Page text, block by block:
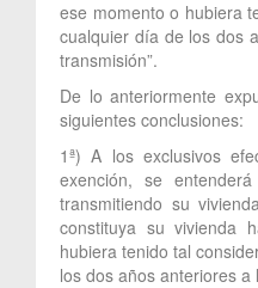
ese momento o hubiera
cualquier día de los dos
transmisión”.
De lo anteriormente
siguientes conclusiones:
1ª) A los exclusivos
exención, se
transmitiendo su
constituya su vivienda
hubiera tenido tal
los dos años anteriores